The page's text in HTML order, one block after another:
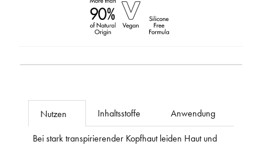
Nutzen Inhaltsstoffe Anwendung
Bei stark transpirierender Kopfhaut leiden Haut und